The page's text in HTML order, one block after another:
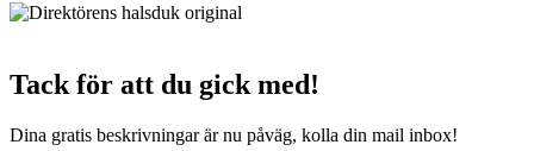
Tack för att du gick med!
Dina gratis beskrivningar är nu påväg, kolla din mail inbox!